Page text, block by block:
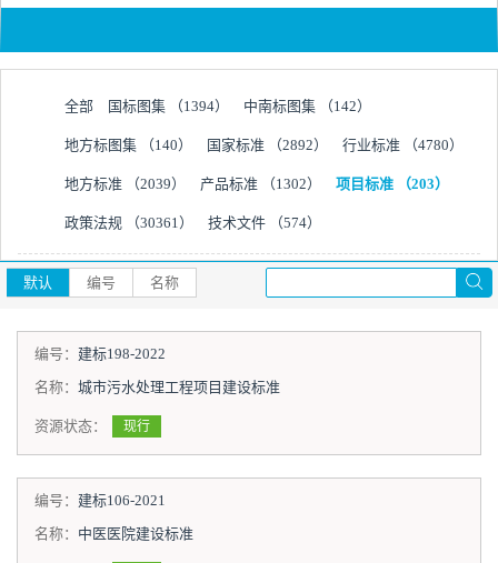
全部 国标图集 （1394） 中南标图集 （142）
地方标图集 （140） 国家标准 （2892） 行业标准 （4780）
地方标准 （2039） 产品标准 （1302） 项目标准 （203）
政策法规 （30361） 技术文件 （574）
默认 编号 名称
编号： 建标198-2022
名称： 城市污水处理工程项目建设标准
资源状态： 现行
编号： 建标106-2021
名称： 中医医院建设标准